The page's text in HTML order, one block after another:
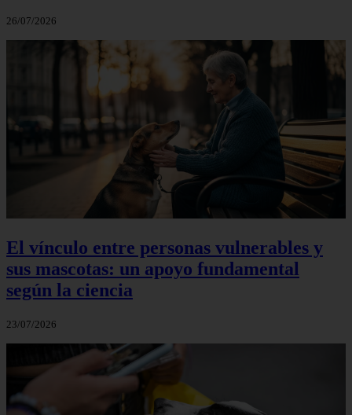
26/07/2026
El vínculo entre personas vulnerables y
sus mascotas: un apoyo fundamental
según la ciencia
23/07/2026